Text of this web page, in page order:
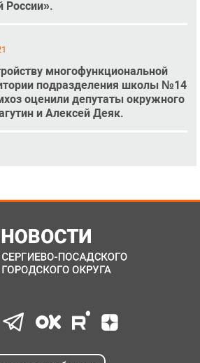
России».
многофункциональной
подразделения школы №14
оценили депутаты окружного
и Алексей Деяк.